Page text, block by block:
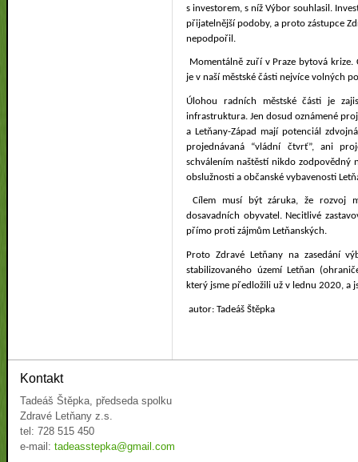
s investorem, s níž Výbor souhlasil.
přijatelnější podoby, a proto zástupce
nepodpořil.
Momentálně zuří v Praze bytová
je v naší městské části nejvíce volných
Úlohou radních městské části je
infrastruktura. Jen dosud oznámené
a Letňany-Západ mají potenciál
projednávaná “vládní čtvrť”, ani
schválením naštěstí nikdo zodpovědný
obslužnosti a občanské vybavenosti
Cílem musí být záruka, že rozvoj
dosavadních obyvatel. Necitlivé
přímo proti zájmům Letňanských.
Proto Zdravé Letňany na zasedání
stabilizovaného území Letňan
který jsme předložili už v lednu 2020, a
autor: Tadeáš Štěpka
Kontakt
Tadeáš Štěpka, předseda spolku
Zdravé Letňany z.s.
tel: 728 515 450
e-mail: tadeasstepka@gmail.com